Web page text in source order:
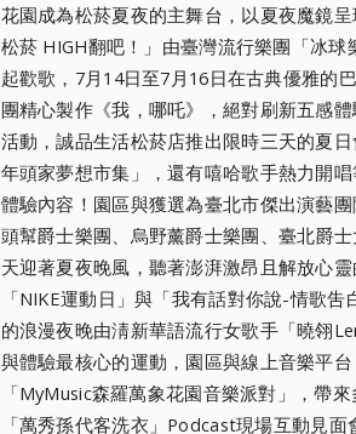
花園成為松菸夏夜的主舞台，以夏夜魔鏡
松菸 HIGH翻吧！」由臺灣流行樂團「冰
起歡歌，7月14日至7月16日在古典優雅的
團精心製作《我，哪吒》，絕對刷新五感體
活動，誠品生活松菸店推出限時三天的夏
年頭家夢想市集」，還有嘻哈歌手熱力開
體驗內容！園區與獲選為臺北市傑出演藝
頭幫爵士樂團、烏野薰爵士樂團、臺北爵
天迎著夏夜晚風，聽著澎湃激昂且解放心
「NIKE運動日」與「我有話對你說-情歌吿
的浪漫夜晚由淸新華語流行女歌手「曉翎
與體驗最核心的運動，園區與線上音樂平
「MyMusic森羅萬象花園音樂派對」，帶
「萬秀孫代客洗衣」Podcast現場互動見面